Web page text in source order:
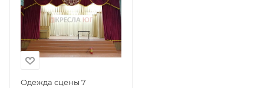
Одежда сцены 7